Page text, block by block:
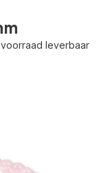
leverbaar